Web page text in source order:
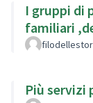
I gruppi di
Più servizi